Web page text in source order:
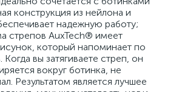
конструкция из нейлона и
надежную работу;
стрепов AuxTech® имеет
который напоминает по
вы затягиваете стреп, он
вокруг ботинка, не
Результатом является лучшее